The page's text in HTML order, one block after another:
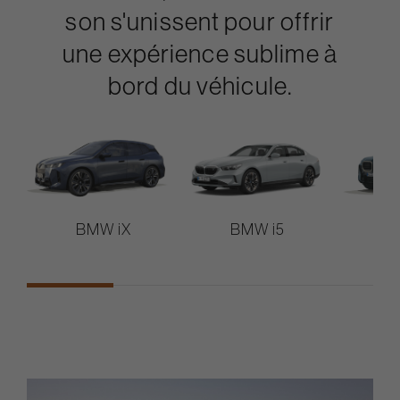
son s'unissent pour offrir
une expérience sublime à
bord du véhicule.
BMW iX BMW i5